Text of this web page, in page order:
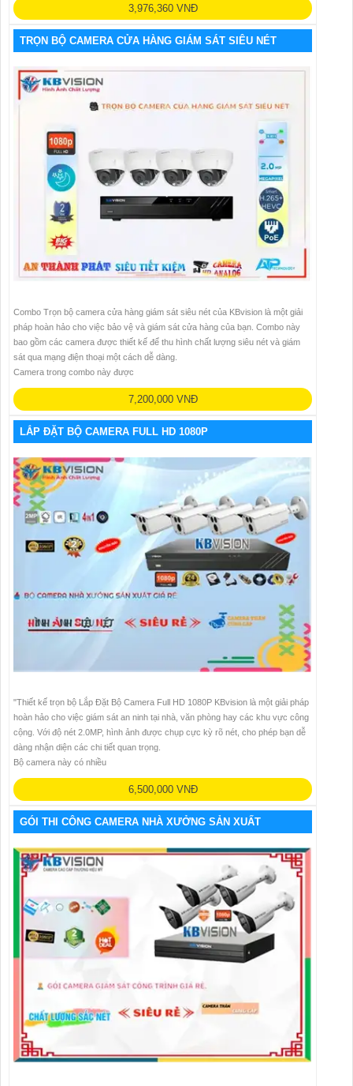
3,976,360 VNĐ
TRỌN BỘ CAMERA CỬA HÀNG GIÁM SÁT SIÊU NÉT
Combo Trọn bộ camera cửa hàng giám sát siêu nét của KBvision là một giải
pháp hoàn hảo cho việc bảo vệ và giám sát cửa hàng của bạn. Combo này
bao gồm các camera được thiết kế để thu hình chất lượng siêu nét và giám
sát qua mạng điện thoại một cách dễ dàng.
Camera trong combo này được
7,200,000 VNĐ
LẮP ĐẶT BỘ CAMERA FULL HD 1080P
"Thiết kế trọn bộ Lắp Đặt Bộ Camera Full HD 1080P KBvision là một giải pháp
hoàn hảo cho việc giám sát an ninh tại nhà, văn phòng hay các khu vực công
cộng. Với độ nét 2.0MP, hình ảnh được chụp cực kỳ rõ nét, cho phép bạn dễ
dàng nhận diện các chi tiết quan trọng.
Bộ camera này có nhiều
6,500,000 VNĐ
GÓI THI CÔNG CAMERA NHÀ XƯỞNG SẢN XUẤT